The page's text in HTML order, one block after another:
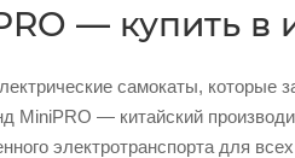
— купить в
самокаты, которые
MiniPRO — китайский
электротранспорта для